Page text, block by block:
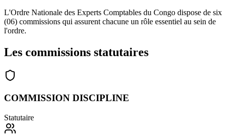
L'Ordre Nationale des Experts Comptables du Congo dispose de six
(06) commissions qui assurent chacune un rôle essentiel au sein de
l'ordre.
Les commissions statutaires
COMMISSION DISCIPLINE
Statutaire